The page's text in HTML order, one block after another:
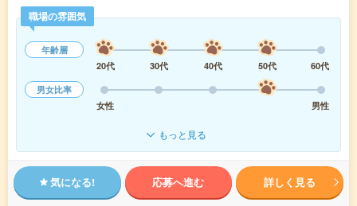
職場の雰囲気
年齢層
20代
30代 40代 50代
60代
男女比率
女性
男性
もっと見る
気になる! 応募へ進む 詳しく見る